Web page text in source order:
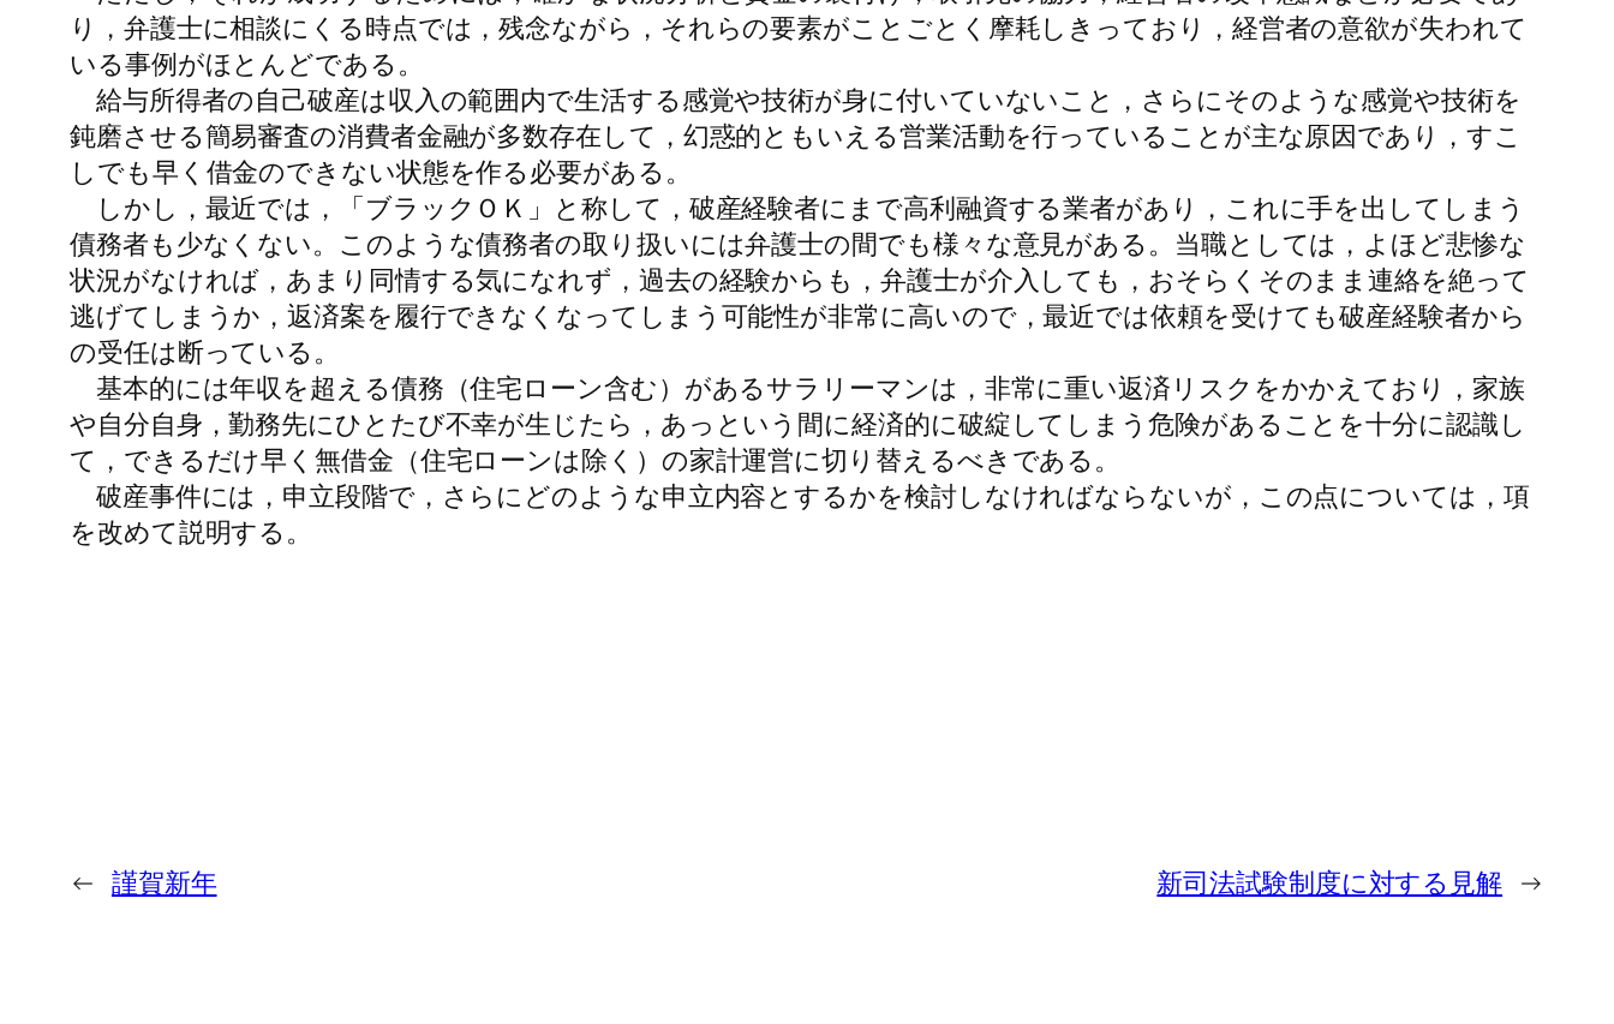
り，弁護士に相談にくる時点では，残念ながら，それらの要素がことごとく摩耗しきっており，経営者の意欲が失われて
いる事例がほとんどである。
給与所得者の自己破産は収入の範囲内で生活する感覚や技術が身に付いていないこと，さらにそのような感覚や技術を
鈍磨させる簡易審査の消費者金融が多数存在して，幻惑的ともいえる営業活動を行っていることが主な原因であり，すこ
しでも早く借金のできない状態を作る必要がある。
しかし，最近では，「ブラックＯＫ」と称して，破産経験者にまで高利融資する業者があり，これに手を出してしまう
債務者も少なくない。このような債務者の取り扱いには弁護士の間でも様々な意見がある。当職としては，よほど悲惨な
状況がなければ，あまり同情する気になれず，過去の経験からも，弁護士が介入しても，おそらくそのまま連絡を絶って
逃げてしまうか，返済案を履行できなくなってしまう可能性が非常に高いので，最近では依頼を受けても破産経験者から
の受任は断っている。
基本的には年収を超える債務（住宅ローン含む）があるサラリーマンは，非常に重い返済リスクをかかえており，家族
や自分自身，勤務先にひとたび不幸が生じたら，あっという間に経済的に破綻してしまう危険があることを十分に認識し
て，できるだけ早く無借金（住宅ローンは除く）の家計運営に切り替えるべきである。
破産事件には，申立段階で，さらにどのような申立内容とするかを検討しなければならないが，この点については，項
を改めて説明する。
← 謹賀新年 新司法試験制度に対する見解 →